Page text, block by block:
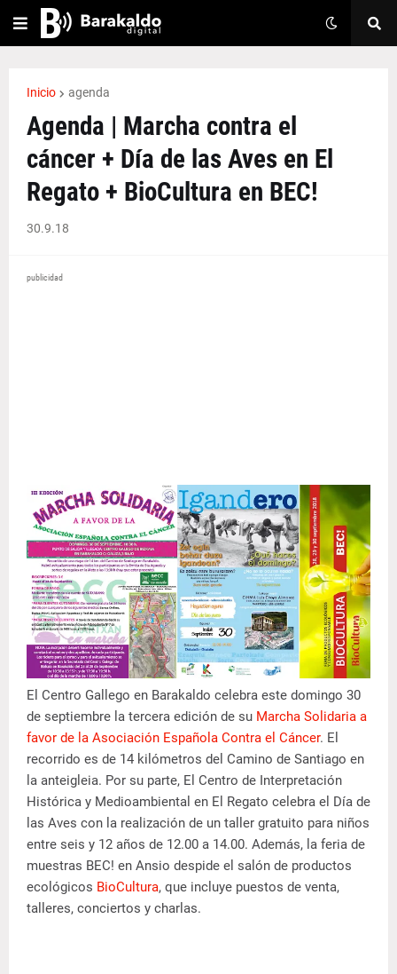
Inicio agenda
Agenda | Marcha contra el
cáncer + Día de las Aves en El
Regato + BioCultura en BEC!
30.9.18
publicidad
El Centro Gallego en Barakaldo celebra este domingo 30
de septiembre la tercera edición de su Marcha Solidaria a
favor de la Asociación Española Contra el Cáncer. El
recorrido es de 14 kilómetros del Camino de Santiago en
la anteigleia. Por su parte, El Centro de Interpretación
Histórica y Medioambiental en El Regato celebra el Día de
las Aves con la realización de un taller gratuito para niños
entre seis y 12 años de 12.00 a 14.00. Además, la feria de
muestras BEC! en Ansio despide el salón de productos
ecológicos BioCultura, que incluye puestos de venta,
talleres, conciertos y charlas.